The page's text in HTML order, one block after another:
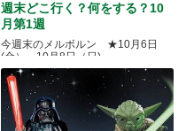
週末どこ行く？何をする？10
月第1週
今週末のメルボルン ★10月6日
(金）～10月8日（日)